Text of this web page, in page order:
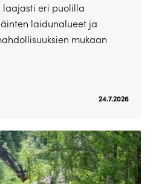
laajasti eri puolilla
laidunalueet ja
mukaan
24.7.2026